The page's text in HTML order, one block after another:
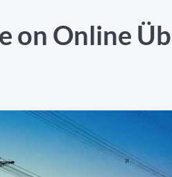
on Online